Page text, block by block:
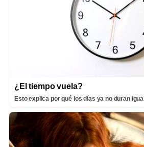
¿El tiempo vuela?
Esto explica por qué los días ya no duran igual